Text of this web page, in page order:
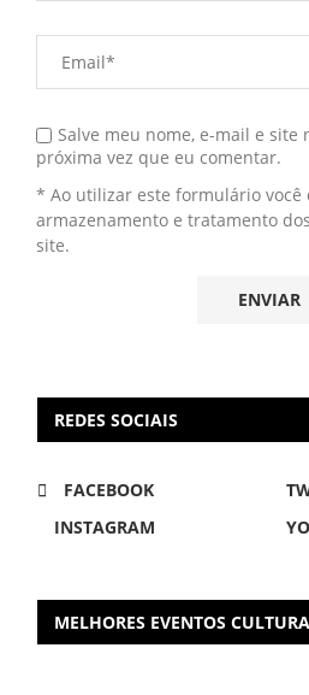
Salve meu nome, e-mail e site
próxima vez que eu comentar.
* Ao utilizar este formulário você
armazenamento e tratamento
site.
REDES SOCIAIS
FACEBOOK
INSTAGRAM
MELHORES EVENTOS